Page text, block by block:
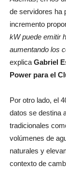
de servidores ha
incremento
kW puede emitir
aumentando los
explica Gabriel
Power para el
Por otro lado, el
datos se destina
tradicionales
volúmenes de
naturales y
contexto de